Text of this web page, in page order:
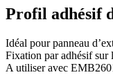
Profil adhésif
Idéal pour panneau
Fixation par adhésif sur
A utiliser avec